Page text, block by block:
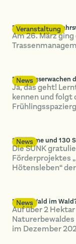
Veranstaltung
Rückblick:
Am 26. März
News
Frühlingserwachen
Ja, das geht!
kennen und folgt
News
80 Bäume und 130
Die SUNK
Förderprojektes
Hötensleben“
News
Neuer Wald im
Auf über 2
Naturerbewaldes
im Dezember